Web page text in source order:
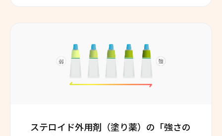
ステロイド外用剤（塗り薬）の 「強さの